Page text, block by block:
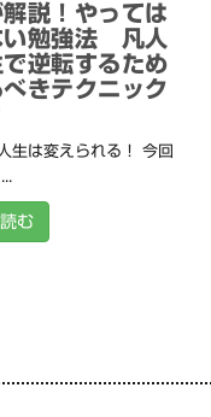
説！やっては
い勉強法 凡人
逆転するため
きテクニック
生は変えられる！ 今回
む